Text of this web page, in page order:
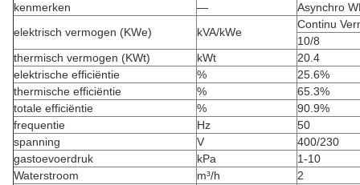
kenmerken
—
Asynchro
elektrisch vermogen (KWe)
kVA/kWe
Continu
10/8
thermisch vermogen (KWt)
kWt
20.4
elektrische efficiëntie
%
25.6%
thermische efficiëntie
%
65.3%
totale efficiëntie
%
90.9%
frequentie
Hz
50
spanning
V
400/230
gastoevoerdruk
kPa
1-10
Waterstroom
m³/h
2